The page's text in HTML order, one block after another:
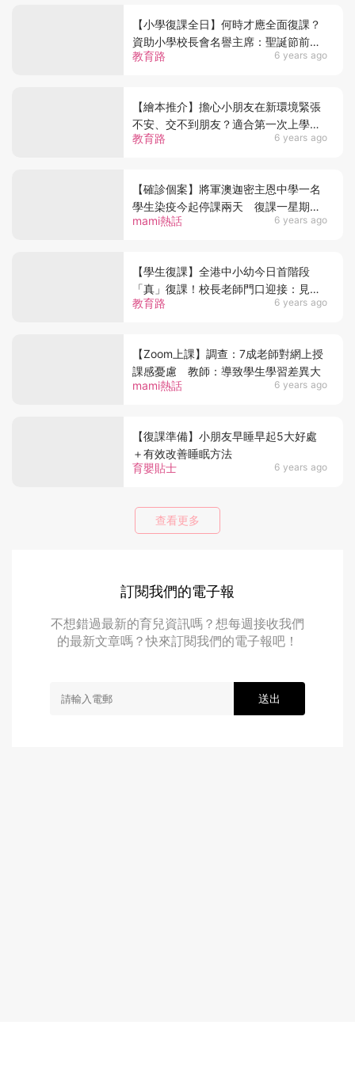
教育路 6 years ago
【小學復課全日】何時才應全面復課？
資助小學校長會名譽主席：聖誕節前都
不應恢復全日面授課
教育路 6 years ago
【繪本推介】擔心小朋友在新環境緊張
不安、交不到朋友？適合第一次上學或
升小的親子繪本！
mami熱話 6 years ago
【確診個案】將軍澳迦密主恩中學一名
學生染疫今起停課兩天 復課一星期首
現學生確診新冠肺炎個案
教育路 6 years ago
【學生復課】全港中小幼今日首階段
「真」復課！校長老師門口迎接：見到
學生回校上課很興奮！
mami熱話 6 years ago
【Zoom上課】調查：7成老師對網上授
課感憂慮 教師：導致學生學習差異大
育嬰貼士 6 years ago
【復課準備】小朋友早睡早起5大好處
＋有效改善睡眠方法
查看更多
訂閱我們的電子報
不想錯過最新的育兒資訊嗎？想每週接收我們
的最新文章嗎？快來訂閱我們的電子報吧！
送出